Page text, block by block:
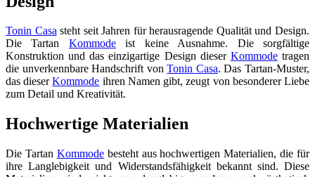
Tonin Casasteht seit Jahren für herausragende Qualität und Design.
Die Tartan Kommodeist keine Ausnahme. Die sorgfältige
Konstruktion und das einzigartige Design dieser Kommodetragen
die unverkennbare Handschrift vonTonin Casa. Das Tartan-Muster,
das dieserKommode ihren Namen gibt, zeugt von besonderer Liebe
zum Detail und Kreativität.
Hochwertige Materialien
Die Tartan Kommodebesteht aus hochwertigen Materialien, die für
ihre Langlebigkeit und Widerstandsfähigkeit bekannt sind. Diese